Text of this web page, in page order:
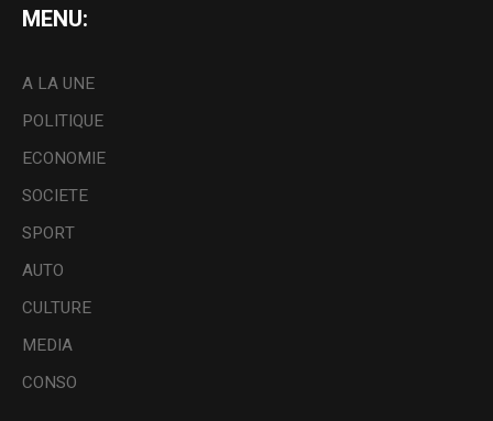
MENU:
A LA UNE
POLITIQUE
ECONOMIE
SOCIETE
SPORT
AUTO
CULTURE
MEDIA
CONSO